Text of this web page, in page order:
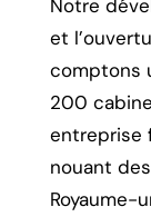
Notre
et
comptons
200
entreprise
nouant
Royaume-